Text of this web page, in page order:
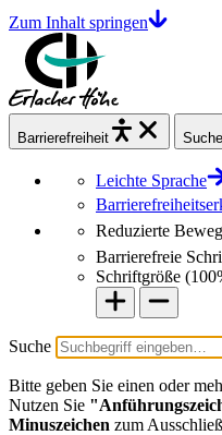
Zum Inhalt springen
Barrierefrei heit Suche
Leichte Sprache
Reduzierte
Barrierefreie
Schriftgröße (
Suche
Bitte geben Sie einen oder
Nutzen Sie
Minuszeichen zum